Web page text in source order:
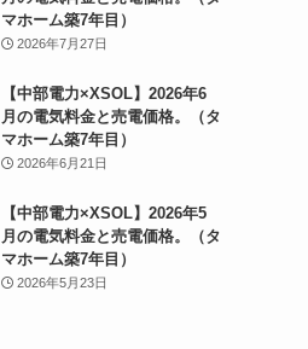
マホーム築7年目）
2026年7月27日
【中部電力×XSOL】2026年6
月の電気料金と売電価格。（タ
マホーム築7年目）
2026年6月21日
【中部電力×XSOL】2026年5
月の電気料金と売電価格。（タ
マホーム築7年目）
2026年5月23日